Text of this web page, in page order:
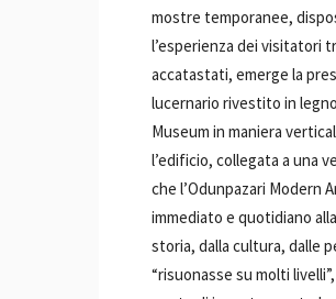
mostre temporanee,
l’esperienza dei visitatori
accatastati, emerge la
lucernario rivestito in
Museum in maniera
l’edificio, collegata a una
che l’Odunpazari Modern
immediato e quotidiano
storia, dalla cultura, dalle
“risuonasse su molti